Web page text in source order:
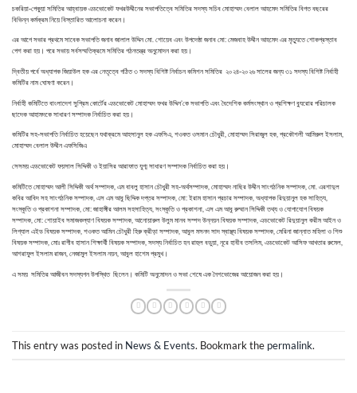
চকরিয়া-পেকুয়া সমিতির আহ্বায়ক এডভোকেট ফখরউদ্দীনের সভাপতিত্বে সমিতির সদস্য সচিব মোহাম্মদ বেলাল আহমেদ সমিতির বিগত বছরের
বিভিন্ন কর্মক্রম নিয়ে বিস্তারিত আলোচনা করেন।
এর আগে সভার প্রথমে সাবেক সভাপতি জনাব জালাল উদ্দিন মো. শোয়েব এবং উপদেষ্ঠা জনাব মো: মেজবাহ উদ্দীন আহমেদ এর মৃত্যুতে শোকপ্রস্তাব
পেশ করা হয়। পরে সভায় সর্বসম্মতিক্রমে সমিতির গঠনতন্ত্র অনুমোদন করা হয়।
দ্বিতীয় পর্বে অধ্যাপক জিয়াউল হক এর নেতৃত্বে গঠিত ৩ সদস্য বিশিষ্ট নির্বাচন কমিশন সমিতির ২০২৪-২০২৬ সালের জন্য ৩১ সদস্য বিশিষ্ট নির্বাহী
কমিটির নাম ঘোষণা করেন।
নির্বাহী কমিটিতে বাংলাদেশ সুপ্রিম কোর্টের এডভোকেট মোহাম্মদ ফখর উদ্দিন’কে সভাপতি এবং বৈদেশিক কর্মসংস্থান ও প্রশিক্ষণ ব্যুরোর পরিচালক
ছাদেক আহামদকে সাধারণ সম্পাদক নির্বাচিত করা হয়।
কমিটির সহ-সভাপতি নির্বাচিত হয়েছেন যথাক্রমে আহসানুল হক এফসিএ, শওকত ওসমান চৌধুরী, মোহাম্মদ সিরাজুল হক, প্রকৌশলী আমিরুল ইসলাম,
মোহাম্মদ বেলাল উদ্দীন এফসিজিএ
সেসময় এডভোকেট ফয়সাল সিদ্দিকী ও ইয়াসির আরাফাত যুগ্ম সাধারণ সম্পাদক নির্বাচিত করা হয়।
কমিটিতে মোহাম্মদ আলী সিদ্দিকী অর্থ সম্পাদক, এম বাবলু হাসান চৌধুরী সহ-অর্থসম্পাদক, মোহাম্মদ নাছির উদ্দীন সাংগঠনিক সম্পাদক, মো. এরশাদুল
কবির আবিদ সহ সাংগঠনিক সম্পাদক, এস এম আবু ছিদ্দিক দপ্তর সম্পাদক, মো: ইরাম হাসান প্রচার সম্পাদক, অধ্যাপক রিদুয়ানুল হক সাহিত্য,
সংস্কৃতি ও প্রকাশনা সম্পাদক, মো: জাহাঙ্গীর আলম সহসাহিত্য, সংস্কৃতি ও প্রকাশনা, এস এম আবু রুম্মান সিদ্দিকী তথ্য ও যোগাযোগ বিষয়ক
সম্পাদক, মো: শোয়াইব সমাজকল্যাণ বিষয়ক সম্পাদক, আনোয়ারুল উলুম মানব সম্পদ উন্নয়ন বিষয়ক সম্পাদক, এডভোকেট রিদুয়ানুল করীম আইন ও
লিগ্যাল এইড বিষয়ক সম্পাদক, শওকত আমিন চৌধুরী হিরু ক্রীড়া সম্পাদক, আবুল মসনদ সাদ স্বাস্থ্য বিষয়ক সম্পাদক, মেরিনা জান্নাত মহিলা ও শিশু
বিষয়ক সম্পাদক, মোঃ রাগীব হাসান শিক্ষার্থী বিষয়ক সম্পাদক, সদস্য নির্বাচিত হন রাহুল বডুয়া, নূরে হাবীব তসলিম, এডভোকেট আসিফ আখতার রুমেল,
আশরাফুল ইসলাম রাজন, নেজামুল ইসলাম নয়ন, আবুল হাশেম প্রমুখ।
এ সময় সমিতির আজীবন সদস্যগন উপস্থিত ছিলেন। কমিটি অনুমোদন ও সভা শেষে এক নৈশভোজের আয়োজন করা হয়।
This entry was posted in News & Events. Bookmark the permalink.